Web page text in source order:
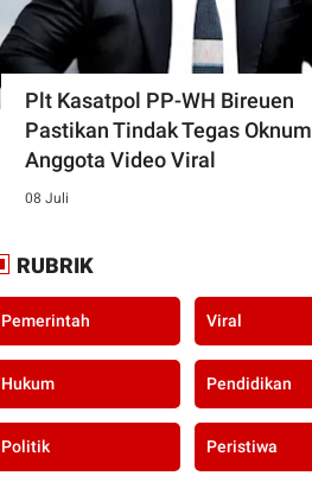
Plt Kasatpol PP-WH Bireuen
Pastikan Tindak Tegas Oknum
Anggota Video Viral
08 Juli
RUBRIK
Pemerintah Viral
Hukum Pendidikan
Politik Peristiwa